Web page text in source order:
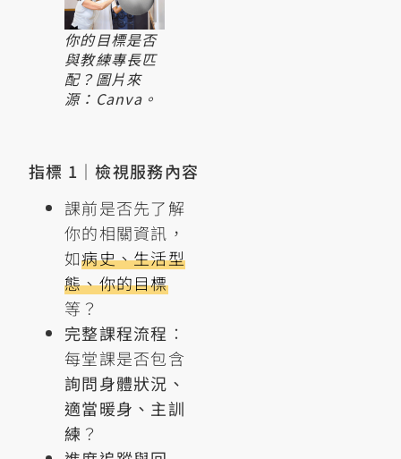
你的目標是否
與教練專長匹
配？圖片來
源：Canva。
指標 1｜檢視服務內容
課前是否先了解
你的相關資訊，
如病史、生活型
態、你的目標
等？
完整課程流程 ：
每堂課是否包含
詢問身體狀況、
適當暖身、主訓
練 ？